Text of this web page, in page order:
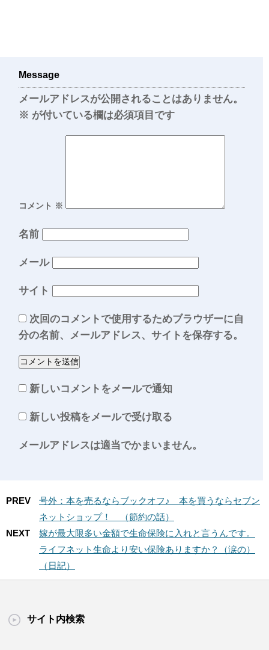
Message
メールアドレスが公開されることはありません。
※ が付いている欄は必須項目です
コメント ※
名前
メール
サイト
次回のコメントで使用するためブラウザーに自
分の名前、メールアドレス、サイトを保存する。
新しいコメントをメールで通知
新しい投稿をメールで受け取る
メールアドレスは適当でかまいません。
PREV
号外：本を売るならブックオフ♪ 本を買うならセブン
ネットショップ！ （節約の話）
NEXT
嫁が最大限多い金額で生命保険に入れと言うんです。
ライフネット生命より安い保険ありますか？（涙の）
（日記）
サイト内検索